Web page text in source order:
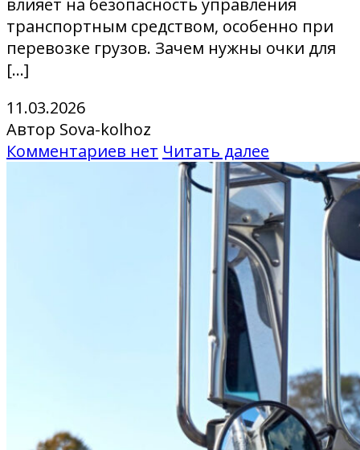
транспортным средством, особенно при
перевозке грузов. Зачем нужны очки для
[…]
11.03.2026
Автор Sova-kolhoz
Комментариев нет Читать далее